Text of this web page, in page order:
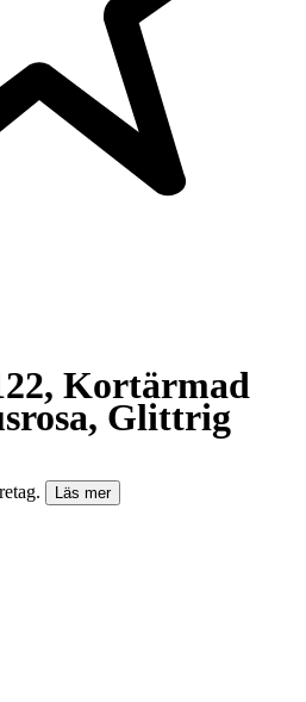
Kortärmad
Glittrig
Läs mer